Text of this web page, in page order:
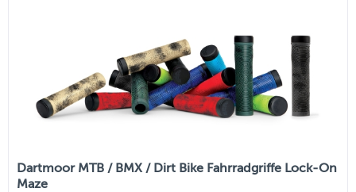
Dartmoor MTB / BMX / Dirt Bike Fahrradgriffe Lock-On
Maze